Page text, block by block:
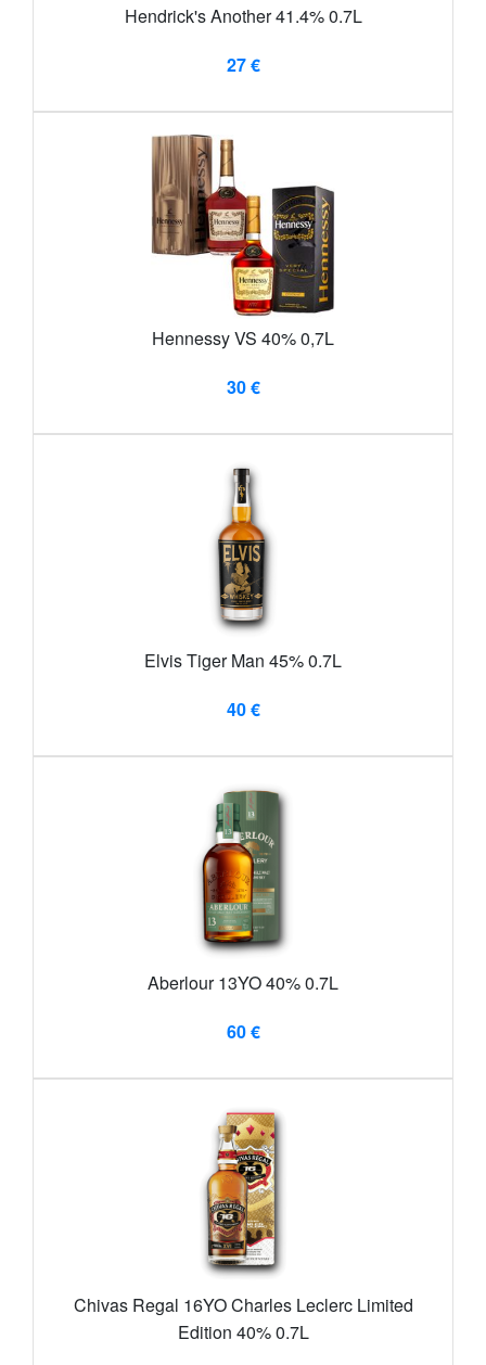
Hendrick's Another 41.4% 0.7L
27 €
Hennessy VS 40% 0,7L
30 €
Elvis Tiger Man 45% 0.7L
40 €
Aberlour 13YO 40% 0.7L
60 €
Chivas Regal 16YO Charles Leclerc Limited
Edition 40% 0.7L